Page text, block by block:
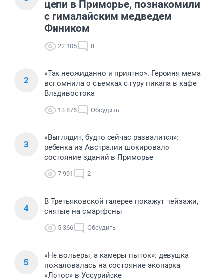
цепи в Приморье, познакомили
с гималайским медведем
Фиником
22 105 8
2
«Так неожиданно и приятно». Героиня мема
вспомнила о съемках с гуру пикапа в кафе
Владивостока
13 876 Обсудить
3
«Выглядит, будто сейчас развалится»:
ребенка из Австралии шокировало
состояние зданий в Приморье
7 991 2
4
В Третьяковской галерее покажут пейзажи,
снятые на смартфоны
5 366 Обсудить
5
«Не вольеры, а камеры пыток»: девушка
пожаловалась на состояние экопарка
«Лотос» в Уссурийске